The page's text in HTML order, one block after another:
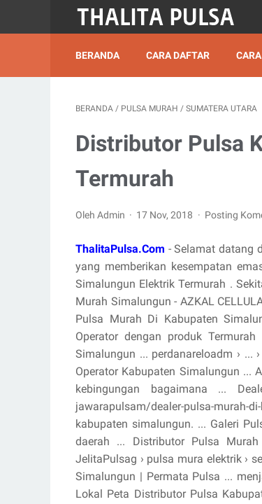
BERANDA CARA DAFTAR
BERANDA / PULSA MURAH / SUMATERA UTARA
Distributor Pulsa
Termurah
Oleh Admin 17 Nov, 2018 Posting
ThalitaPulsa.Com - Selamat datang
yang memberikan kesempatan
Simalungun Elektrik Termurah .
Murah Simalungun - AZKAL
Pulsa Murah Di Kabupaten
Operator dengan produk
Simalungun ... perdanareloadm ›
Operator Kabupaten Simalungun ...
kebingungan bagaimana ...
jawarapulsam/dealer-pulsa-murah-
kabupaten simalungun. ... Galeri
daerah ... Distributor Pulsa
JelitaPulsag › pulsa mura elektrik ›
Simalungun | Permata Pulsa ...
Lokal Peta Distributor Pulsa